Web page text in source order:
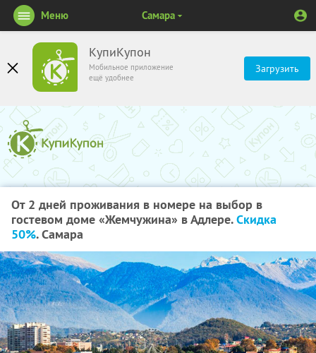
КупиКупон
Мобильное приложение
ещё удобнее
Загрузить
Меню Самара
От 2 дней проживания в номере на выбор в
гостевом доме «Жемчужина» в Адлере.Скидка
50%. Самара